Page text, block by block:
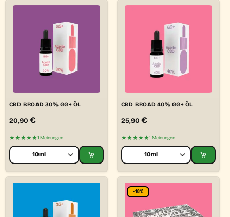
CBD BROAD 30% GG+ ÖL
20,90 €
★★★★★1 Meinungen
CBD BROAD 40% GG+ ÖL
25,90 €
★★★★★1 Meinungen
-10%